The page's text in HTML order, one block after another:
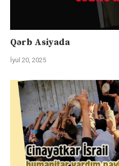
Qərb Asiyada
İyul 20, 2025